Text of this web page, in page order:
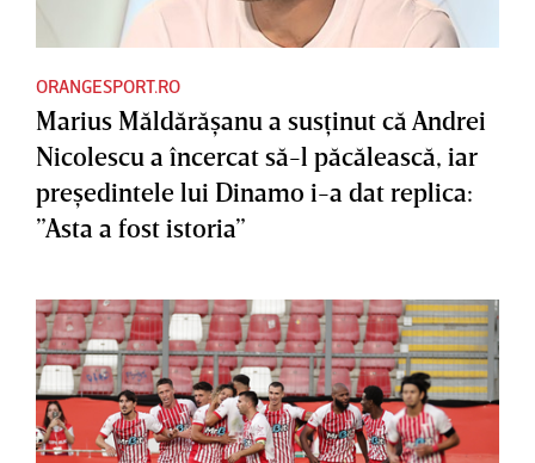
ORANGESPORT.RO
Marius Măldărăşanu a susţinut că Andrei
Nicolescu a încercat să-l păcălească, iar
preşedintele lui Dinamo i-a dat replica:
”Asta a fost istoria”